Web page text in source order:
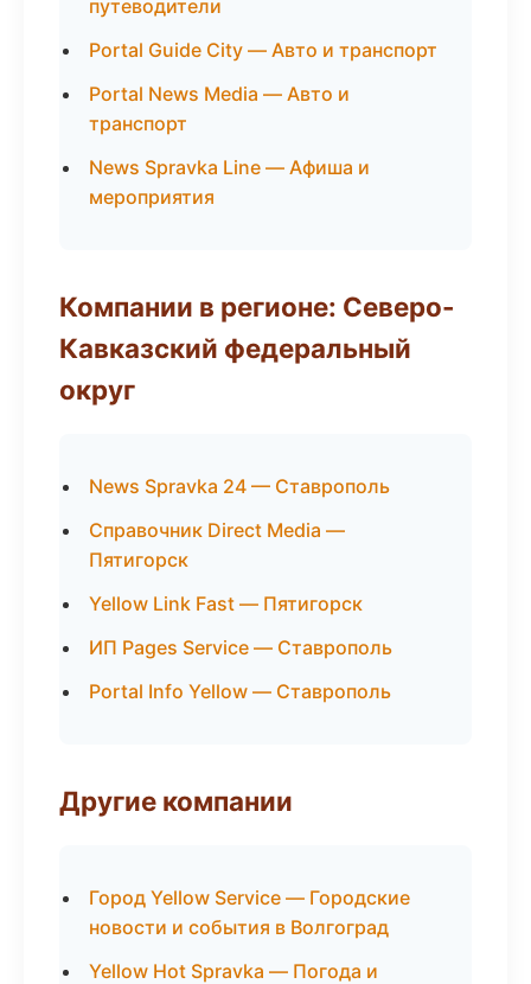
путеводители
Portal Guide City — Авто и транспорт
Portal News Media — Авто и
транспорт
News Spravka Line — Афиша и
мероприятия
Компании в регионе: Северо-
Кавказский федеральный
округ
News Spravka 24 — Ставрополь
Справочник Direct Media —
Пятигорск
Yellow Link Fast — Пятигорск
ИП Pages Service — Ставрополь
Portal Info Yellow — Ставрополь
Другие компании
Город Yellow Service — Городские
новости и события в Волгоград
Yellow Hot Spravka — Погода и